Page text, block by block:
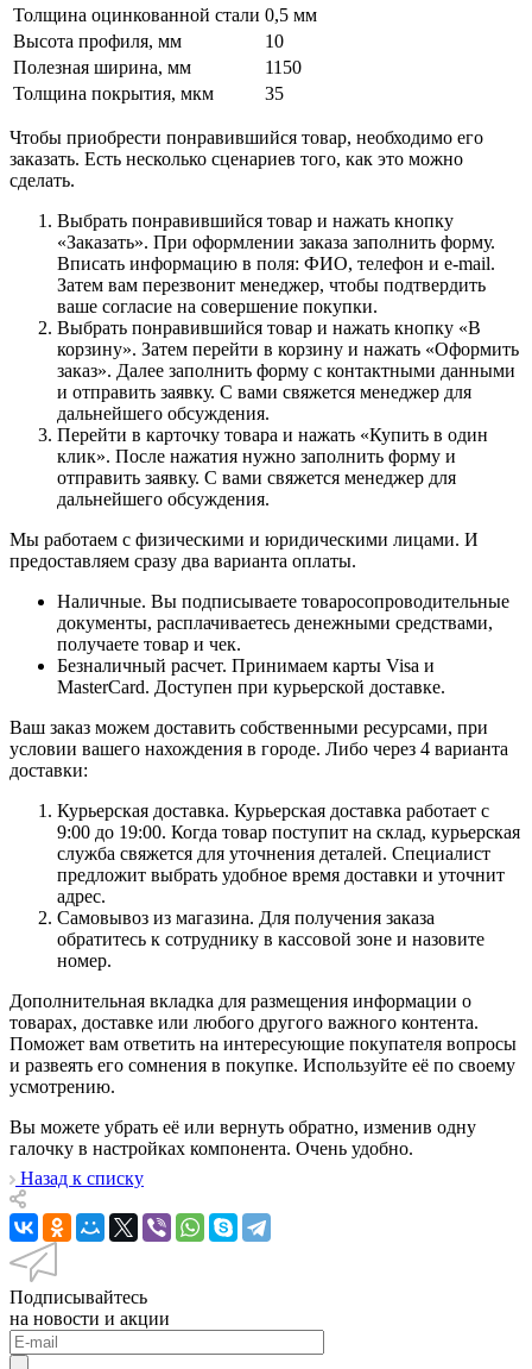
Толщина оцинкованной стали 0,5 мм
Высота профиля, мм
10
Полезная ширина, мм
1150
Толщина покрытия, мкм
35
Чтобы приобрести понравившийся товар, необходимо его
заказать. Есть несколько сценариев того, как это можно
сделать.
Выбрать понравившийся товар и нажать кнопку
«Заказать». При оформлении заказа заполнить форму.
Вписать информацию в поля: ФИО, телефон и e-mail.
Затем вам перезвонит менеджер, чтобы подтвердить
ваше согласие на совершение покупки.
Выбрать понравившийся товар и нажать кнопку «В
корзину». Затем перейти в корзину и нажать «Оформить
заказ». Далее заполнить форму с контактными данными
и отправить заявку. С вами свяжется менеджер для
дальнейшего обсуждения.
Перейти в карточку товара и нажать «Купить в один
клик». После нажатия нужно заполнить форму и
отправить заявку. С вами свяжется менеджер для
дальнейшего обсуждения.
Мы работаем с физическими и юридическими лицами. И
предоставляем сразу два варианта оплаты.
Наличные. Вы подписываете товаросопроводительные
документы, расплачиваетесь денежными средствами,
получаете товар и чек.
Безналичный расчет. Принимаем карты Visa и
MasterCard. Доступен при курьерской доставке.
Ваш заказ можем доставить собственными ресурсами, при
условии вашего нахождения в городе. Либо через 4 варианта
доставки:
Курьерская доставка. Курьерская доставка работает с
9:00 до 19:00. Когда товар поступит на склад, курьерская
служба свяжется для уточнения деталей. Специалист
предложит выбрать удобное время доставки и уточнит
адрес.
Самовывоз из магазина. Для получения заказа
обратитесь к сотруднику в кассовой зоне и назовите
номер.
Дополнительная вкладка для размещения информации о
товарах, доставке или любого другого важного контента.
Поможет вам ответить на интересующие покупателя вопросы
и развеять его сомнения в покупке. Используйте её по своему
усмотрению.
Вы можете убрать её или вернуть обратно, изменив одну
галочку в настройках компонента. Очень удобно.
Назад к списку
Подписывайтесь
на новости и акции